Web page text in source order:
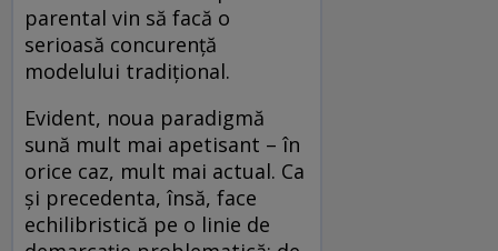
parental vin să facă o
serioasă concurență
modelului tradițional.
Evident, noua paradigmă
sună mult mai apetisant – în
orice caz, mult mai actual. Ca
și precedenta, însă, face
echilibristică pe o linie de